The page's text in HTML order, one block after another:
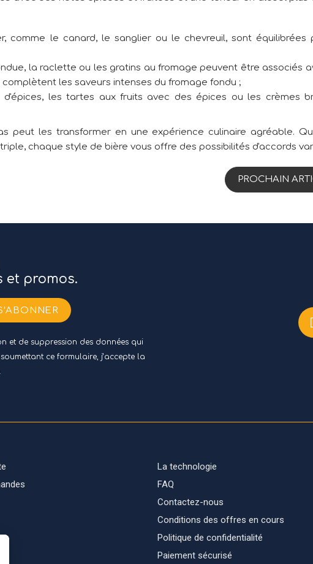
comme le canard, le sanglier ou le chevreuil, sont équilibrées
la raclette ou les gratins au fromage peuvent être associés
les saveurs intenses du fromage fondu ;
les tartes aux fruits avec des épices ou les crèmes
peut les transformer en une expérience culinaire agréable.
chaque style de bière vous offre des possibilités d'accords
PROCHAIN
et promos.
et de suppression des données qui
ce formulaire, j’accepte la
La technologie
FAQ
Contactez-nous
Conditions des offres en cours
Politique de confidentialité
Paiement sécurisé